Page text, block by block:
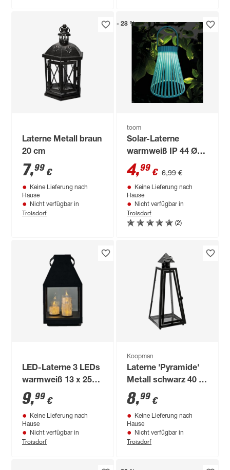
Laterne Metall braun
20 cm
7,99 €
Keine Lieferung nach
Hause
Nicht verfügbar in
Troisdorf
- 28 %
toom
Solar-Laterne
warmweiß IP 44 Ø
15 x 26 cm
4,99 € 6,99 €
Keine Lieferung nach
Hause
Nicht verfügbar in
Troisdorf
(2)
LED-Laterne 3 LEDs
warmweiß 13 x 25
cm
9,99 €
Keine Lieferung nach
Hause
Nicht verfügbar in
Troisdorf
Koopman
Laterne 'Pyramide'
Metall schwarz 40 x
16,5 x 16,5 cm
8,99 €
Keine Lieferung nach
Hause
Nicht verfügbar in
Troisdorf